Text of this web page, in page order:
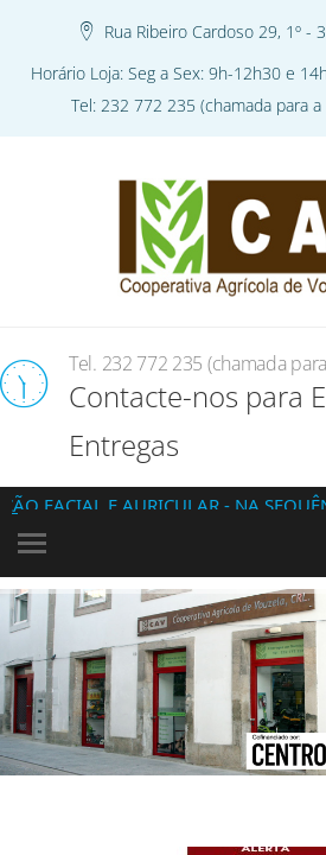
Rua Ribeiro Cardoso 29, 1º -
Horário Loja: Seg a Sex: 9h-12h30 e
Tel: 232 772 235 (chamada para
Tel. 232 772 235 (chamada
Contacte-nos para
Entregas
E AURICULAR - NA SEQUÊNCIA DA